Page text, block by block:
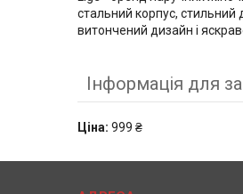
стальний корпус,
витончений дизайн і
Інформація для
Ціна: 999 ₴